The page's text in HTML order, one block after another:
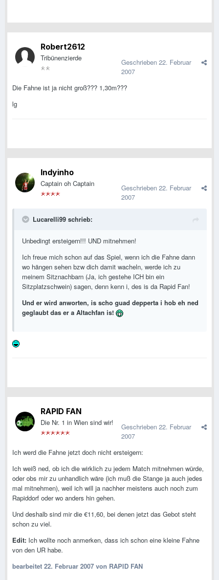
Robert2612
Tribünenzierde Geschrieben 22. Februar
2007
Die Fahne ist ja nicht groß??? 1,30m???
lg
Indyinho
Captain oh Captain Geschrieben 22. Februar
2007
Lucarelli99 schrieb:
Unbedingt ersteigern!!! UND mitnehmen!
Ich freue mich schon auf das Spiel, wenn ich die Fahne dann
wo hängen sehen bzw dich damit wacheln, werde ich zu
meinem Sitznachbarn (Ja, ich gestehe ICH bin ein
Sitzplatzschwein) sagen, denn kenn i, des is da Rapid Fan!
Und er wird anworten, is scho guad depperta i hob eh ned
geglaubt das er a Altachfan is!
RAPID FAN
Die Nr. 1 in Wien sind wir! Geschrieben 22. Februar
2007
Ich werd die Fahne jetzt doch nicht ersteigern:
Ich weiß ned, ob ich die wirklich zu jedem Match mitnehmen würde,
oder obs mir zu unhandlich wäre (ich muß die Stange ja auch jedes
mal mitnehmen), weil ich will ja nachher meistens auch noch zum
Rapiddorf oder wo anders hin gehen.
Und deshalb sind mir die €11,60, bei denen jetzt das Gebot steht
schon zu viel.
Edit: Ich wollte noch anmerken, dass ich schon eine kleine Fahne
von den UR habe.
bearbeitet 22. Februar 2007 von RAPID FAN